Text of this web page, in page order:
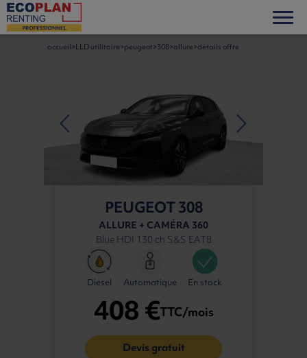
accueil LLD utilitaire peugeot 308 allure détails offre
PEUGEOT 308
ALLURE + CAMÉRA 360
Blue HDI 130 ch S&S EAT8
Diesel Automatique En stock
408 €TTC/mois
Devis gratuit